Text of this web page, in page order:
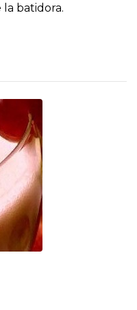
la batidora.